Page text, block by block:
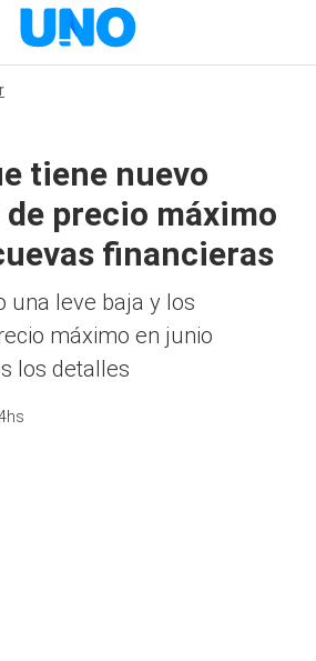
tiene nuevo
precio máximo
financieras
una leve baja y los
máximo en junio
los detalles